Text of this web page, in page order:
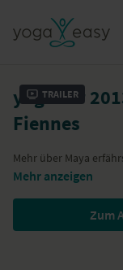
Trailer
yogafair
Fiennes
Mehr über Maya
Mehr anzeigen
Zum